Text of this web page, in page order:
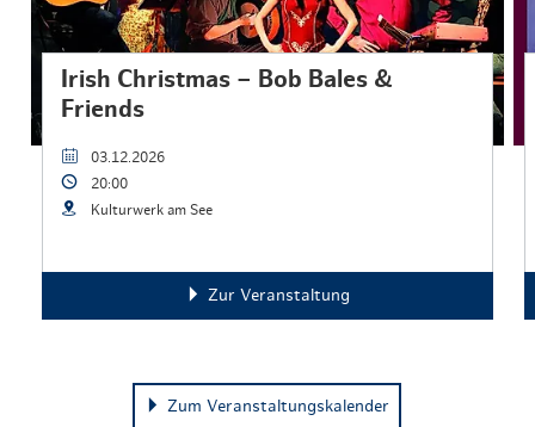
Irish Christmas – Bob Bales &
Friends
03.12.2026
20:00
Kulturwerk am See
Zur Veranstaltung
Zum Veranstaltungskalender